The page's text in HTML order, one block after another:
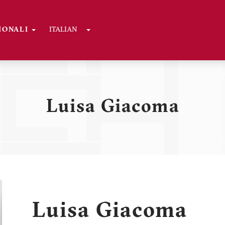
ITALIAN Toggle Dropdown
Luisa Giacoma
Luisa Giacoma